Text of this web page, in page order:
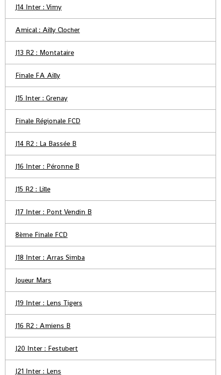
J14 Inter : Vimy
Amical : Ailly Clocher
J13 R2 : Montataire
Finale FA Ailly
J15 Inter : Grenay
Finale Régionale FCD
J14 R2 : La Bassée B
J16 Inter : Péronne B
J15 R2 : Lille
J17 Inter : Pont Vendin B
8ème Finale FCD
J18 Inter : Arras Simba
Joueur Mars
J19 Inter : Lens Tigers
J16 R2 : Amiens B
J20 Inter : Festubert
J21 Inter : Lens